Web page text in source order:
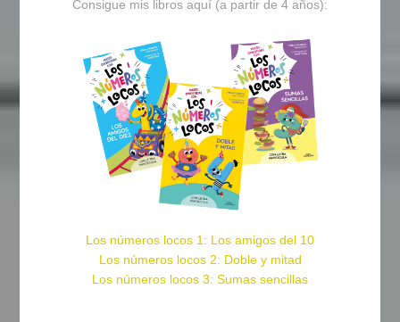
Consigue mis libros aquí (a partir de 4 años):
Los números locos 1: Los amigos del 10
Los números locos 2: Doble y mitad
Los números locos 3: Sumas sencillas